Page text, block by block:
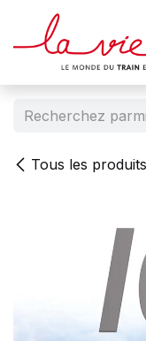
Se rendre au contenu
Tous les produits